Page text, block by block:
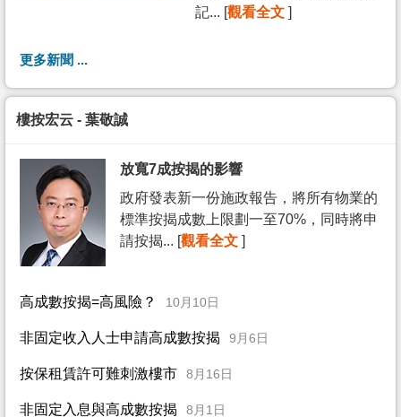
記... [觀看全文 ]
更多新聞 ...
樓按宏云 - 葉敬誠
放寬7成按揭的影響
政府發表新一份施政報告，將所有物業的
標準按揭成數上限劃一至70%，同時將申
請按揭... [觀看全文 ]
高成數按揭=高風險？ 10月10日
非固定收入人士申請高成數按揭 9月6日
按保租賃許可難刺激樓市 8月16日
非固定入息與高成數按揭 8月1日